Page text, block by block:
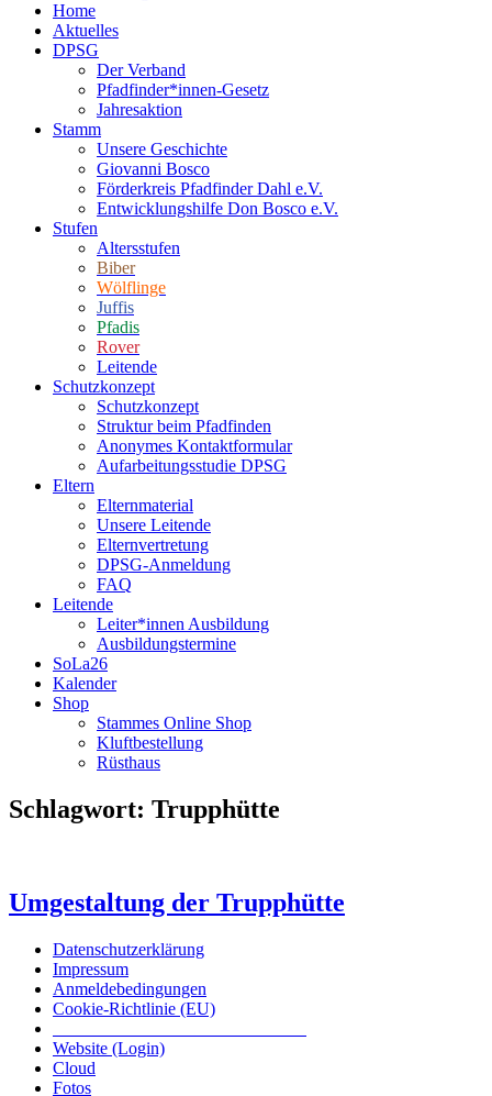
Home
Aktuelles
DPSG
Der Verband
Pfadfinder*innen-Gesetz
Jahresaktion
Stamm
Unsere Geschichte
Giovanni Bosco
Förderkreis Pfadfinder Dahl e.V.
Entwicklungshilfe Don Bosco e.V.
Stufen
Altersstufen
Biber
Wölflinge
Juffis
Pfadis
Rover
Leitende
Schutzkonzept
Schutzkonzept
Struktur beim Pfadfinden
Anonymes Kontaktformular
Aufarbeitungsstudie DPSG
Eltern
Elternmaterial
Unsere Leitende
Elternvertretung
DPSG-Anmeldung
FAQ
Leitende
Leiter*innen Ausbildung
Ausbildungstermine
SoLa26
Kalender
Shop
Stammes Online Shop
Kluftbestellung
Rüsthaus
Schlagwort: Trupphütte
Umgestaltung der Trupphütte
Datenschutzerklärung
Impressum
Anmeldebedingungen
Cookie-Richtlinie (EU)
Website (Login)
Cloud
Fotos